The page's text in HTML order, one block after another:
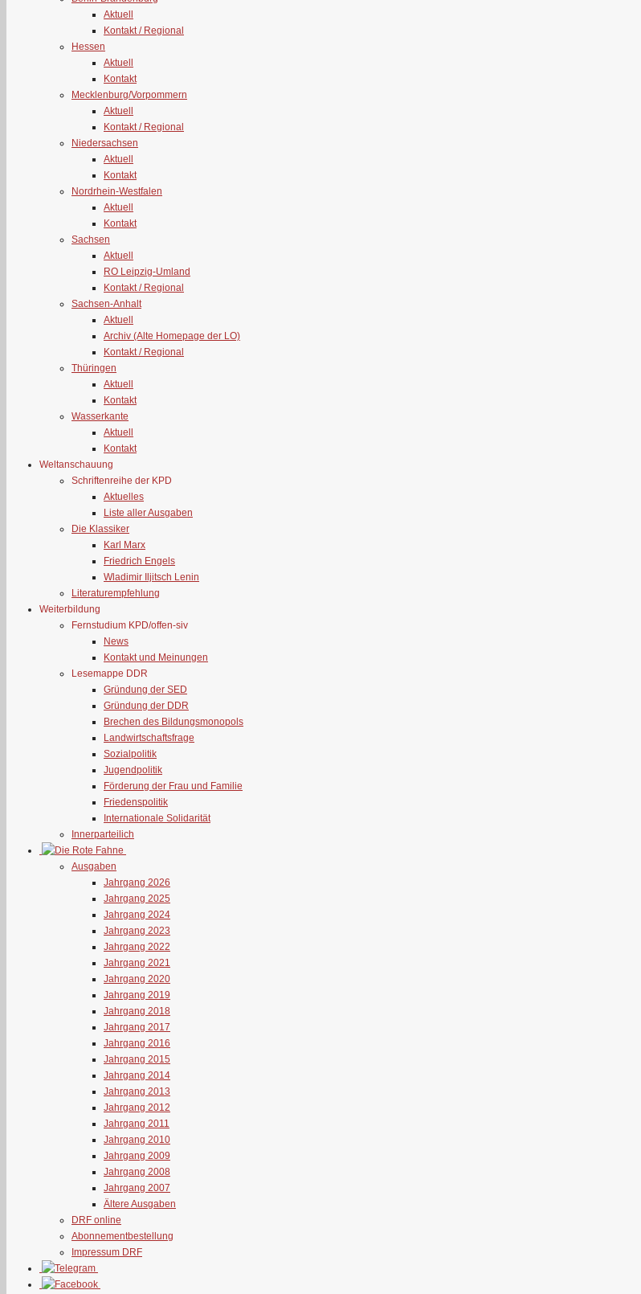
Aktuell
Kontakt / Regional
Hessen
Aktuell
Kontakt
Mecklenburg/Vorpommern
Aktuell
Kontakt / Regional
Niedersachsen
Aktuell
Kontakt
Nordrhein-Westfalen
Aktuell
Kontakt
Sachsen
Aktuell
RO Leipzig-Umland
Kontakt / Regional
Sachsen-Anhalt
Aktuell
Archiv (Alte Homepage der LO)
Kontakt / Regional
Thüringen
Aktuell
Kontakt
Wasserkante
Aktuell
Kontakt
Weltanschauung
Schriftenreihe der KPD
Aktuelles
Liste aller Ausgaben
Die Klassiker
Karl Marx
Friedrich Engels
Wladimir Iljitsch Lenin
Literaturempfehlung
Weiterbildung
Fernstudium KPD/offen-siv
News
Kontakt und Meinungen
Lesemappe DDR
Gründung der SED
Gründung der DDR
Brechen des Bildungsmonopols
Landwirtschaftsfrage
Sozialpolitik
Jugendpolitik
Förderung der Frau und Familie
Friedenspolitik
Internationale Solidarität
Innerparteilich
Ausgaben
Jahrgang 2026
Jahrgang 2025
Jahrgang 2024
Jahrgang 2023
Jahrgang 2022
Jahrgang 2021
Jahrgang 2020
Jahrgang 2019
Jahrgang 2018
Jahrgang 2017
Jahrgang 2016
Jahrgang 2015
Jahrgang 2014
Jahrgang 2013
Jahrgang 2012
Jahrgang 2011
Jahrgang 2010
Jahrgang 2009
Jahrgang 2008
Jahrgang 2007
Ältere Ausgaben
DRF online
Abonnementbestellung
Impressum DRF